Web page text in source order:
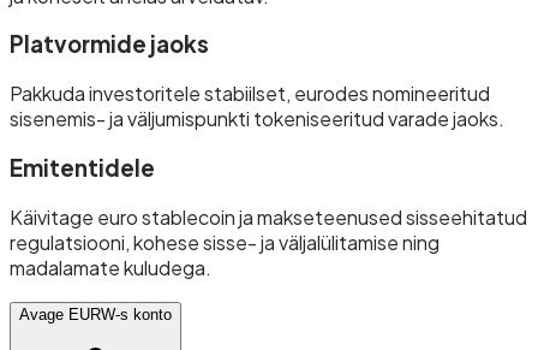
Platvormide jaoks
Pakkuda investoritele stabiilset, eurodes nomineeritud
sisenemis- ja väljumispunkti tokeniseeritud varade jaoks.
Emitentidele
Käivitage euro stablecoin ja makseteenused sisseehitatud
regulatsiooni, kohese sisse- ja väljalülitamise ning
madalamate kuludega.
Avage EURW-s konto